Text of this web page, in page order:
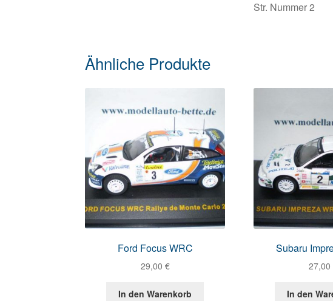
Str. Nummer 2
Ähnliche Produkte
Ford Focus WRC
29,00 €
In den Warenkorb
Subaru
27,00
In den